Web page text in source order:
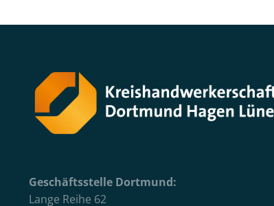
Geschäftsstelle Dortmund:
Lange Reihe 62